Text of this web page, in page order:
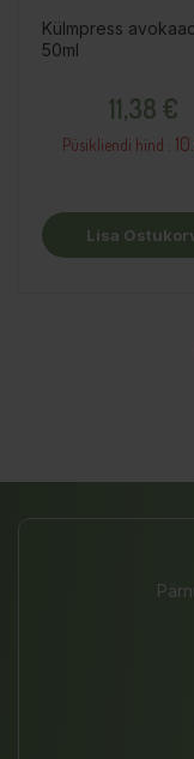
Külmpress
50ml
11,38 €
Püsikliendi hind :
Lisa